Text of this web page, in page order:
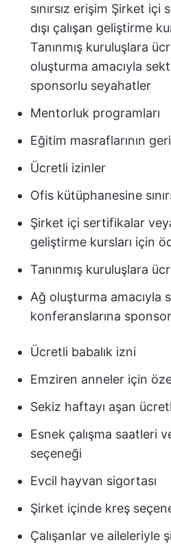
sınırsız erişim Şirket
dışı çalışan geliştirme
Tanınmış kuruluşlara
oluşturma amacıyla
sponsorlu seyahatler
Mentorluk programları
Eğitim masraflarının
Ücretli izinler
Ofis kütüphanesine
Şirket içi sertifikalar
geliştirme kursları için
Tanınmış kuruluşlara
Ağ oluşturma amacıyla
konferanslarına
Ücretli babalık izni
Emziren anneler için
Sekiz haftayı aşan
Esnek çalışma saatleri
seçeneği
Evcil hayvan sigortası
Şirket içinde kreş
Çalışanlar ve aileleriyle